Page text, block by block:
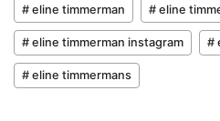
# eline timmerman # eline
# eline timmerman instagram #
# eline timmermans